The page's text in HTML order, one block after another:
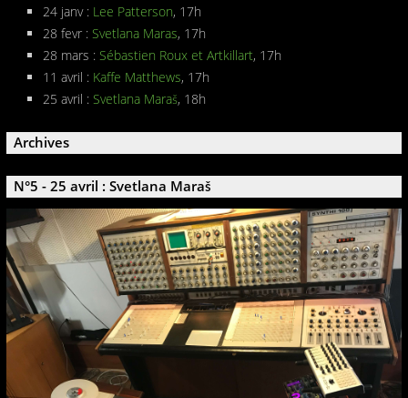
24 janv : Lee Patterson, 17h
28 fevr : Svetlana Maras, 17h
28 mars : Sébastien Roux et Artkillart, 17h
11 avril : Kaffe Matthews, 17h
25 avril : Svetlana Maraš, 18h
Archives
N°5 - 25 avril : Svetlana Maraš